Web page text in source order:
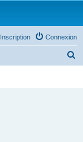
Connexion
Inscription